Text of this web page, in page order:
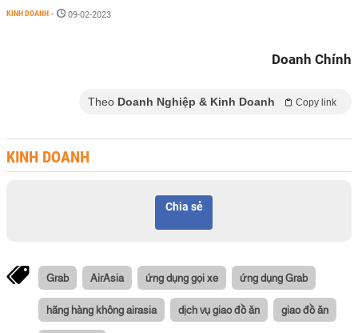
KINH DOANH - 09-02-2023
Doanh Chính
Theo Doanh Nghiệp & Kinh Doanh Copy link
KINH DOANH
Chia sẻ
Grab AirAsia ứng dụng gọi xe ứng dụng Grab
hãng hàng không airasia dịch vụ giao đồ ăn giao đồ ăn